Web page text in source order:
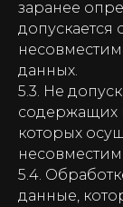
заранее
допускается
данных.
5.3. Не
содержащих
которых
5.4.
данные,